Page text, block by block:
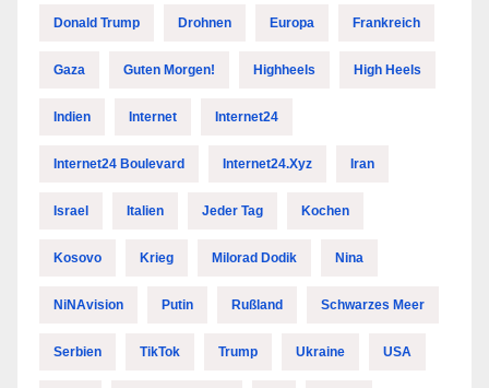
Donald Trump Drohnen Europa Frankreich
Gaza Guten Morgen! Highheels High Heels
Indien Internet Internet24
Internet24 Boulevard Internet24.xyz Iran
Israel Italien Jeder Tag Kochen
Kosovo Krieg Milorad Dodik Nina
NiNAvision Putin Rußland Schwarzes Meer
Serbien TikTok Trump Ukraine USA